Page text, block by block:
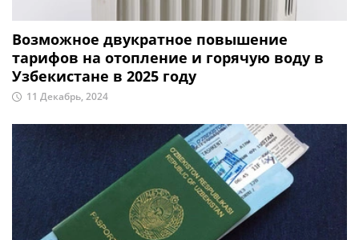
Возможное двукратное повышение
тарифов на отопление и горячую воду в
Узбекистане в 2025 году
11 Декабрь, 2024